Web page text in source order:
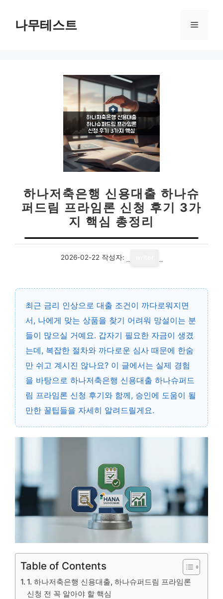
나무테스트 메
하나저축은행 신용대출 하나슈
퍼드림 프라임론 신청 후기 3가
지 핵심 총정리
2026-02-22 작성자:
최근 금리 인상으로 대출 조건이 까다로워지면
서, 나에게 맞는 상품을 찾기 어려워 망설이는 분
들이 많으실 거예요. 갑자기 필요한 자금이 생겼
는데, 복잡한 절차와 까다로운 심사 때문에 한숨
만 쉬고 계시진 않나요? 이 글에서는 실제 경험
을 바탕으로 하나저축은행 신용대출 하나슈퍼드
림 프라임론 신청 후기와 함께, 승인에 도움이 될
만한 꿀팁들을 자세히 알려드릴게요.
Table of Contents
1. 하나저축은행 신용대출, 하나슈퍼드림 프라임론
신청 전 꼭 알아야 할 핵심